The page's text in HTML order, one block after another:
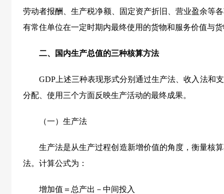
劳动者报酬、生产税净额、固定资产折旧、营业盈余等
有常住单位在一定时期内最终使用的货物和服务价值与
二、国内生产总值的三种核算方法
GDP上述三种表现形式分别通过生产法、收入法和
分配、使用三个方面反映生产活动的最终成果。
（一）生产法
生产法是从生产过程创造新增价值的角度，衡量核
法。计算公式为：
增加值＝总产出－中间投入